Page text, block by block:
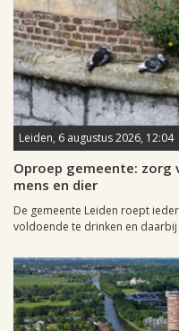
Leiden, 6 augustus 2026, 12:04
Oproep gemeente:
mens en dier
De gemeente Leiden roept
voldoende te drinken en